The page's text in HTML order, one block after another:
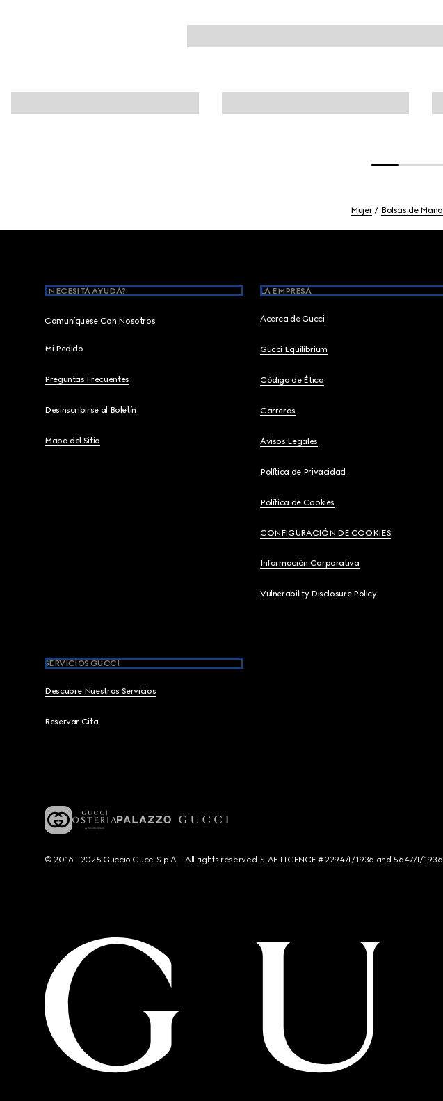
Mujer Bolsas de Mano
¿NECESITA AYUDA?
Comuníquese Con Nosotros
Mi Pedido
Preguntas Frecuentes
Desinscribirse al Boletín
Mapa del Sitio
LA EMPRESA
Acerca de Gucci
Gucci Equilibrium
Código de Ética
Carreras
Avisos Legales
Política de Privacidad
Política de Cookies
CONFIGURACIÓN DE COOKIES
Información Corporativa
Vulnerability Disclosure Policy
SERVICIOS GUCCI
Descubre Nuestros Servicios
Reservar Cita
© 2016 - 2025 Guccio Gucci S.p.A. - All rights reserved. SIAE LICENCE # 2294/I/1936 and 5647/I/1936